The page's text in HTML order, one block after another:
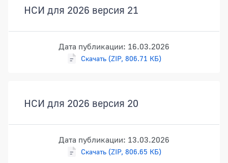
НСИ для 2026 версия 21
Дата публикации: 16.03.2026
Скачать (ZIP, 806.71 КБ)
НСИ для 2026 версия 20
Дата публикации: 13.03.2026
Скачать (ZIP, 806.65 КБ)